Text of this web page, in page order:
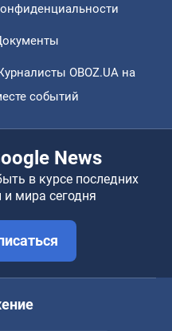
OBOZ.UA на
событий
News
в курсе последних
и мира сегодня